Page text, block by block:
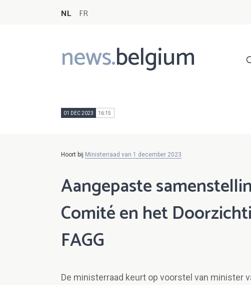
NL FR
news.belgium
Main
navigation
01 DEC 2023 16:15
Hoort bij Ministerraad van 1 december 2023
Aangepaste
Comité en het
FAGG
De ministerraad keurt op voorstel van minister